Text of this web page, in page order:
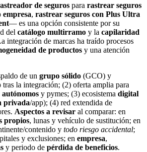
de seguros para rastrear seguros
empresa, rastrear seguros con Plus Ultra
— es una opción consistente por su
del catálogo multirramo y la capilaridad
integración de marcas ha traído procesos
de productos y una atención
de un grupo sólido (GCO) y
la integración; (2) oferta amplia para
autónomos y pymes; (3) ecosistema digital
privada/app); (4) red extendida de
Aspectos a revisar al comparar: en
propios, lunas y vehículo de sustitución; en
contenido y todo riesgo accidental;
y exclusiones; en empresa,
y periodo de pérdida de beneficios.